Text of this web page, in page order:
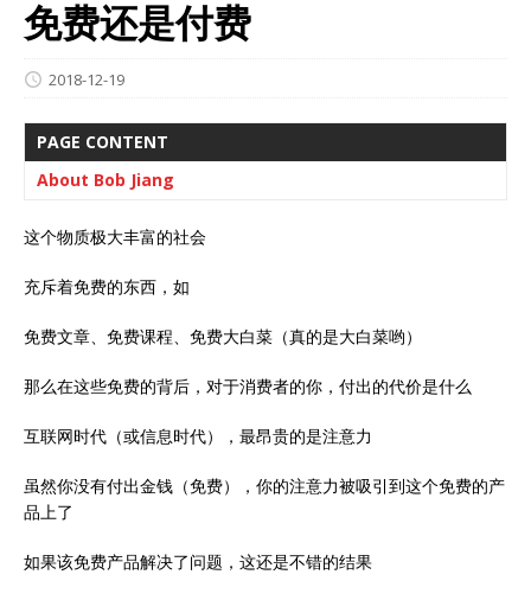
免费还是付费
2018-12-19
PAGE CONTENT
About Bob Jiang
这个物质极大丰富的社会
充斥着免费的东西，如
免费文章、免费课程、免费大白菜（真的是大白菜哟）
那么在这些免费的背后，对于消费者的你，付出的代价是什么
互联网时代（或信息时代），最昂贵的是注意力
虽然你没有付出金钱（免费），你的注意力被吸引到这个免费的产
品上了
如果该免费产品解决了问题，这还是不错的结果